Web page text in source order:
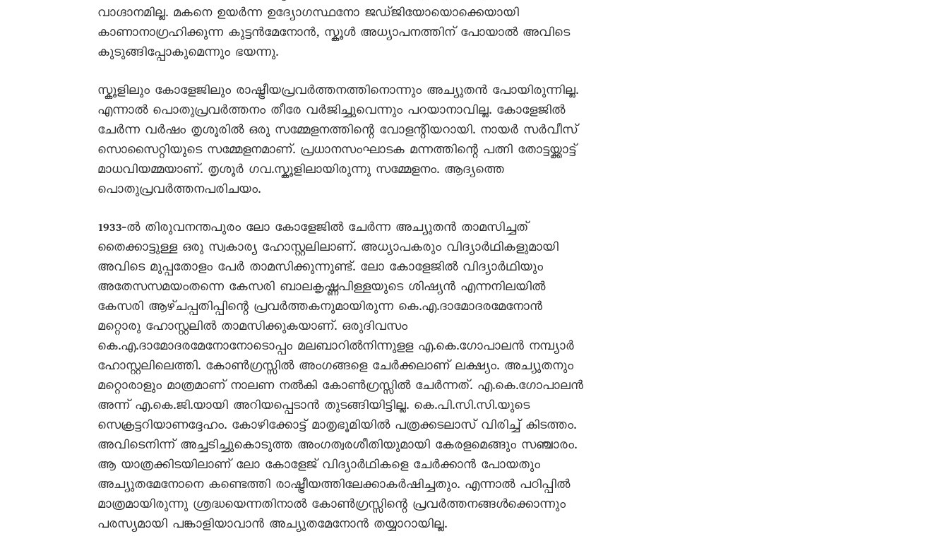
വാഗ്ദാനമില്ല. മകനെ ഉയർന്ന ഉദ്യോഗസ്ഥനോ ജഡ്ജിയോയൊക്കെയായി
കാണാനാഗ്രഹിക്കുന്ന കുട്ടൻമേനോൻ, സ്കൂൾ അധ്യാപനത്തിന് പോയാൽ അവിടെ
കുടുങ്ങിപ്പോകുമെന്നും ഭയന്നു.
സ്കൂളിലും കോളേജിലും രാഷ്ട്രീയപ്രവർത്തനത്തിനൊന്നും അച്യുതൻ പോയിരുന്നില്ല.
എന്നാൽ പൊതുപ്രവർത്തനം തീരേ വർജിച്ചുവെന്നും പറയാനാവില്ല. കോളേജിൽ
ചേർന്ന വർഷം തൃശൂരിൽ ഒരു സമ്മേളനത്തിന്റെ വോളന്റിയറായി. നായർ സർവീസ്
സൊസൈറ്റിയുടെ സമ്മേളനമാണ്. പ്രധാനസംഘാടക മന്നത്തിന്റെ പത്നി തോട്ടയ്ക്കാട്ട്
മാധവിയമ്മയാണ്. തൃശൂർ ഗവ.സ്കൂളിലായിരുന്നു സമ്മേളനം. ആദ്യത്തെ
പൊതുപ്രവർത്തനപരിചയം.
1933‐ൽ തിരുവനന്തപുരം ലോ കോളേജിൽ ചേർന്ന അച്യുതൻ താമസിച്ചത്
തൈക്കാട്ടുള്ള ഒരു സ്വകാര്യ ഹോസ്റ്റലിലാണ്. അധ്യാപകരും വിദ്യാർഥികളുമായി
അവിടെ മുപ്പതോളം പേർ താമസിക്കുന്നുണ്ട്. ലോ കോളേജിൽ വിദ്യാർഥിയും
അതേസസമയംതന്നെ കേസരി ബാലകൃഷ്ണപിള്ളയുടെ ശിഷ്യൻ എന്നനിലയിൽ
കേസരി ആഴ്ചപ്പതിപ്പിന്റെ പ്രവർത്തകനുമായിരുന്ന കെ.എ.ദാമോദരമേനോൻ
മറ്റൊരു ഹോസ്റ്റലിൽ താമസിക്കുകയാണ്. ഒരുദിവസം
കെ.എ.ദാമോദരമേനോനോടൊപ്പം മലബാറിൽനിന്നുളള എ.കെ.ഗോപാലൻ നമ്പ്യാർ
ഹോസ്റ്റലിലെത്തി. കോൺഗ്രസ്സിൽ അംഗങ്ങളെ ചേർക്കലാണ് ലക്ഷ്യം. അച്യുതനും
മറ്റൊരാളും മാത്രമാണ് നാലണ നൽകി കോൺഗ്രസ്സിൽ ചേർന്നത്. എ.കെ.ഗോപാലൻ
അന്ന് എ.കെ.ജി.യായി അറിയപ്പെടാൻ തുടങ്ങിയിട്ടില്ല. കെ.പി.സി.സി.യുടെ
സെക്രട്ടറിയാണദ്ദേഹം. കോഴിക്കോട്ട് മാതൃഭൂമിയിൽ പത്രക്കടലാസ് വിരിച്ച് കിടത്തം.
അവിടെനിന്ന് അച്ചടിച്ചുകൊടുത്ത അംഗത്വരശീതിയുമായി കേരളമെങ്ങും സഞ്ചാരം.
ആ യാത്രക്കിടയിലാണ് ലോ കോളേജ് വിദ്യാർഥികളെ ചേർക്കാൻ പോയതും
അച്യുതമേനോനെ കണ്ടെത്തി രാഷ്ട്രീയത്തിലേക്കാകർഷിച്ചതും. എന്നാൽ പഠിപ്പിൽ
മാത്രമായിരുന്നു ശ്രദ്ധയെന്നതിനാൽ കോൺഗ്രസ്സിന്റെ പ്രവർത്തനങ്ങൾക്കൊന്നും
പരസ്യമായി പങ്കാളിയാവാൻ അച്യുതമേനോൻ തയ്യാറായില്ല.